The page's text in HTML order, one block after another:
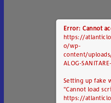
Error: Cannot
https://
o/wp-
content/
ALOG-
Setting up fake
"Cannot load
https://